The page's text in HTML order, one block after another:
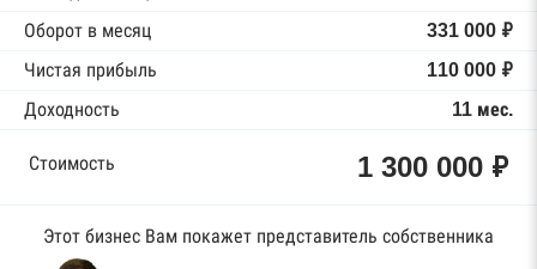
Оборот в месяц
331 000 ₽
Чистая прибыль
110 000 ₽
Доходность
11 мес.
Стоимость 1 300 000 ₽
Этот бизнес Вам покажет представитель собственника